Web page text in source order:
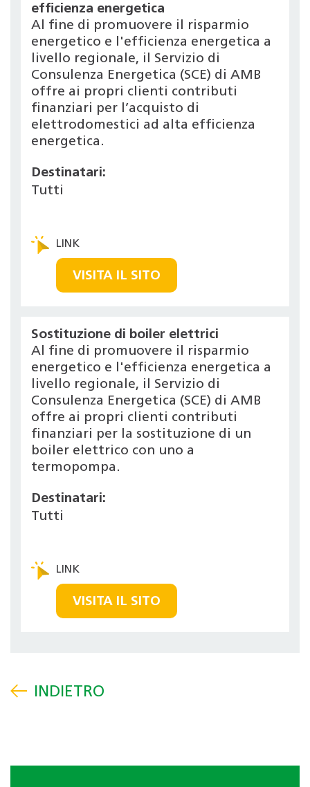
efficienza energetica
Al fine di promuovere il risparmio
energetico e l'efficienza energetica a
livello regionale, il Servizio di
Consulenza Energetica (SCE) di AMB
offre ai propri clienti contributi
finanziari per l’acquisto di
elettrodomestici ad alta efficienza
energetica.
Destinatari:
Tutti
VISITA IL SITO
Sostituzione di boiler elettrici
Al fine di promuovere il risparmio
energetico e l'efficienza energetica a
livello regionale, il Servizio di
Consulenza Energetica (SCE) di AMB
offre ai propri clienti contributi
finanziari per la sostituzione di un
boiler elettrico con uno a
termopompa.
Destinatari:
Tutti
VISITA IL SITO